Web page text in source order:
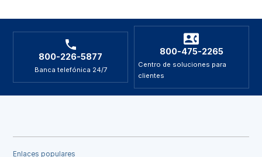
800-226-5877
Banca telefónica 24/7
800-475-2265
Centro de soluciones para
clientes
Enlaces populares